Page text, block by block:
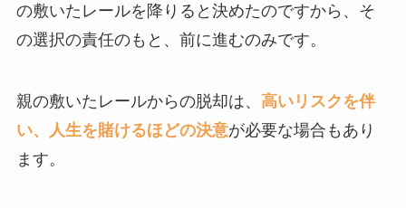
の敷いたレールを降りると決めたのですから、そ
の選択の責任のもと、前に進むのみです。
親の敷いたレールからの脱却は、 高いリスクを伴
い、人生を賭けるほどの決意が必要な場合もあり
ます。